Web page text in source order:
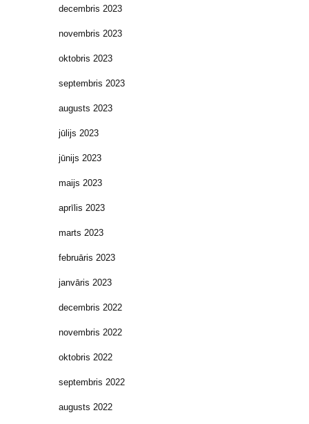
decembris 2023
novembris 2023
oktobris 2023
septembris 2023
augusts 2023
jūlijs 2023
jūnijs 2023
maijs 2023
aprīlis 2023
marts 2023
februāris 2023
janvāris 2023
decembris 2022
novembris 2022
oktobris 2022
septembris 2022
augusts 2022